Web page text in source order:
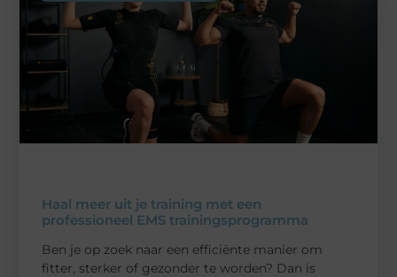
Haal meer uit je training met een
professioneel EMS trainingsprogramma
Ben je op zoek naar een efficiënte manier om
fitter, sterker of gezonder te worden? Dan is